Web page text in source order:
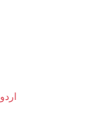
اردو